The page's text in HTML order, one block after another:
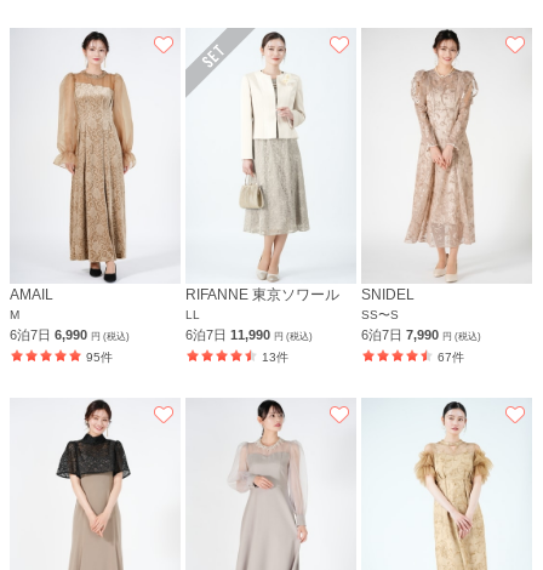
AMAIL
M
6泊7日 6,990 円 (税込)
95件
RIFANNE 東京ソワール
LL
6泊7日11,990円 (税込)
13件
SNIDEL
SS〜S
6泊7日7,990円 (税込)
67件